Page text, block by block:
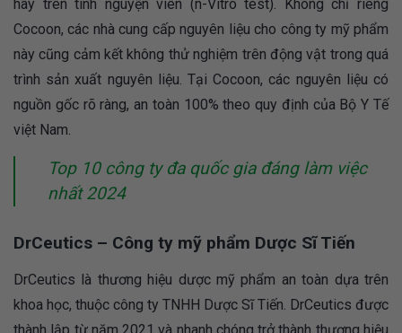
hay trên tình nguyện viên (n-Vitro test). Không chỉ riêng
Cocoon, các nhà cung cấp nguyên liệu cho công ty mỹ phẩm
này cũng cảm kết không thử nghiệm trên động vật trong quá
trình sản xuất nguyên liệu. Tại Cocoon, các nguyên liệu có
nguồn gốc rõ ràng, an toàn 100% theo quy định của Bộ Y Tế
việt Nam.
Top 10 công ty đa quốc gia đáng làm việc
nhất 2024
DrCeutics – Công ty mỹ phẩm Dược Sĩ Tiến
DrCeutics là thương hiệu dược mỹ phẩm an toàn dựa trên
khoa học, thuộc công ty TNHH Dược Sĩ Tiến. DrCeutics được
thành lập từ năm 2021 và nhanh chóng trở thành thương hiệu